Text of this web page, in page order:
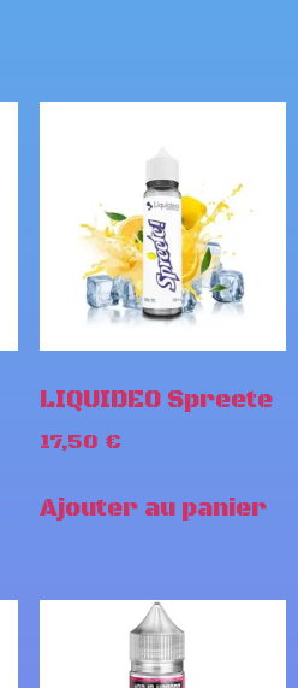
LIQUIDEO Spreete
17,50 €
Ajouter au panier